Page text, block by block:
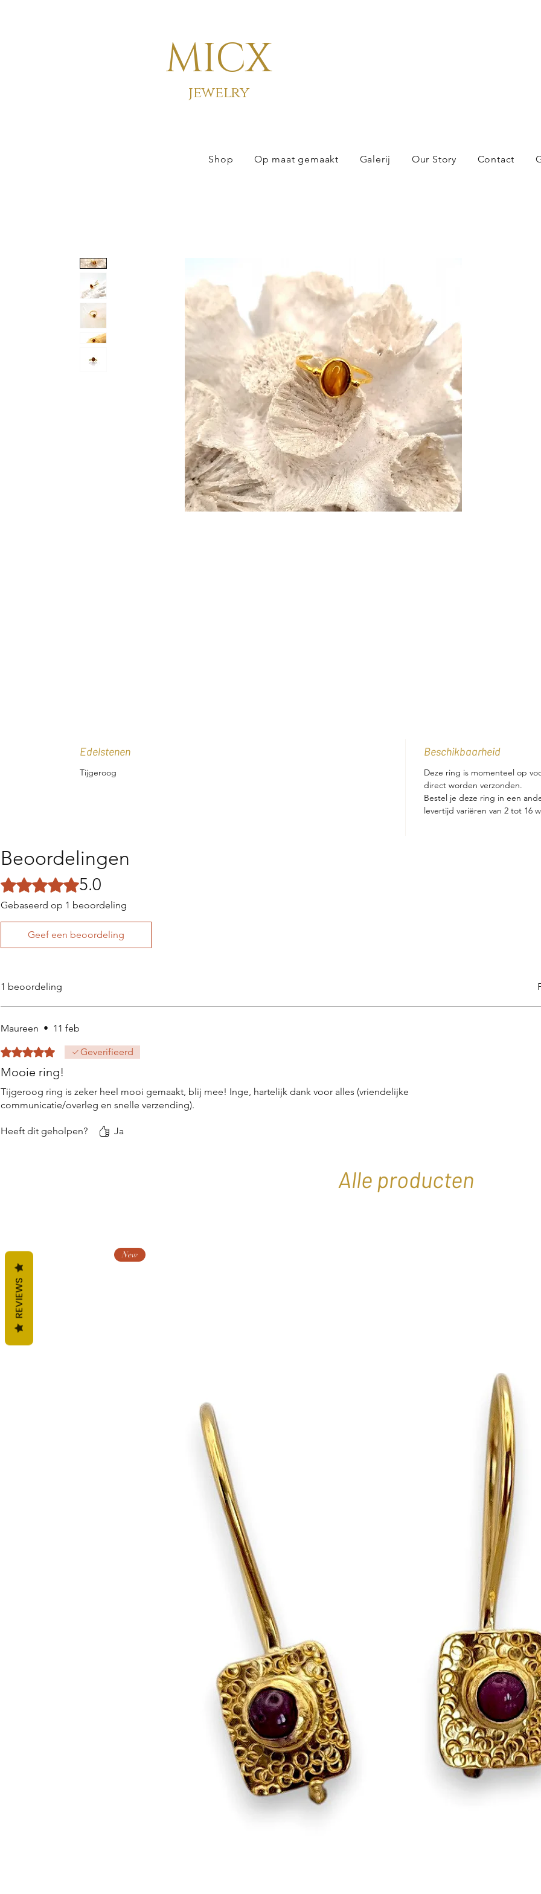
MICX
jewelry
Shop Op maat gemaakt Galerij Our Story Contact
Edelstenen
Tijgeroog
Beschikbaarheid
Deze ring is momenteel op
direct worden verzonden.
Bestel je deze ring in een
levertijd variëren van 2 tot 16
Beoordelingen
Beoordeeld met 5 uit 5 sterren.
5.0
Gebaseerd op 1 beoordeling
Geef een beoordeling
1 beoordeling
Maureen • 11 feb
Beoordeeld met 5 uit 5 sterren.
Geverifieerd
Mooie ring!
Tijgeroog ring is zeker heel mooi gemaakt, blij mee! Inge, hartelijk dank voor alles (vriendelijke
communicatie/overleg en snelle verzending).
Heeft dit geholpen? Ja
Alle producten
New
REVIEWS